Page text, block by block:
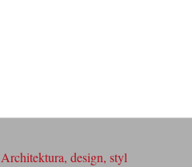
Architektura, design, styl